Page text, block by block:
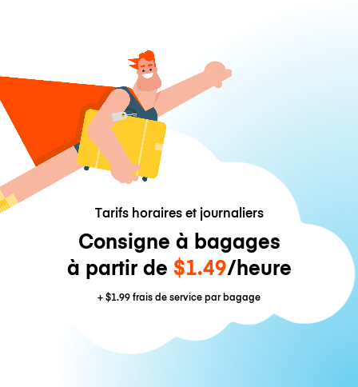
Tarifs horaires et journaliers
Consigne à bagages
à partir de $1.49/heure
+$1.99frais de service par bagage